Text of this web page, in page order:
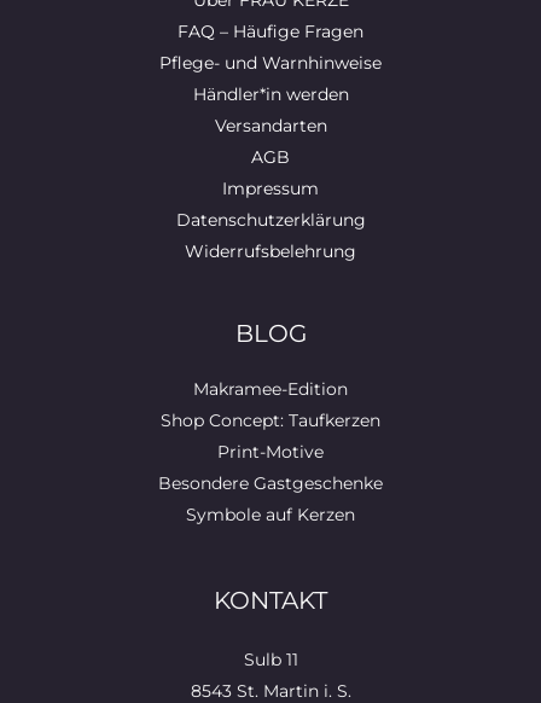
FAQ – Häufige Fragen
Pflege- und Warnhinweise
Händler*in werden
Versandarten
AGB
Impressum
Datenschutzerklärung
Widerrufsbelehrung
BLOG
Makramee-Edition
Shop Concept: Taufkerzen
Print-Motive
Besondere Gastgeschenke
Symbole auf Kerzen
KONTAKT
Sulb 11
8543 St. Martin i. S.